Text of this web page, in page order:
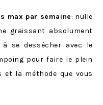
max par semaine: nulle
graissant absolument
se dessécher avec le
pour faire le plein
et la méthode que vous